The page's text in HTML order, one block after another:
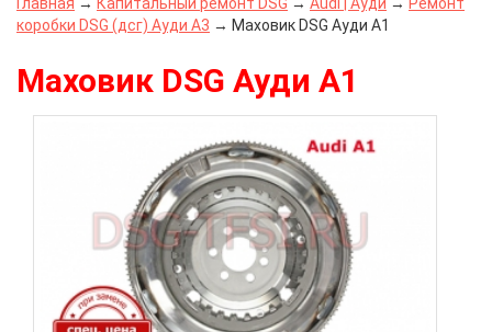
коробки DSG (дсг) Ауди А3 → Маховик DSG Ауди А1
Маховик DSG Ауди А1